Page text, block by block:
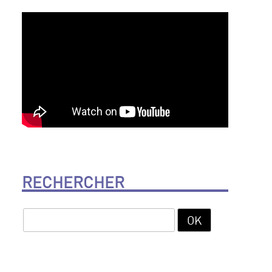
RECHERCHER